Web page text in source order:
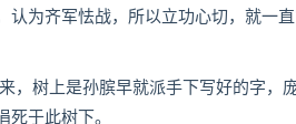
认为齐军怯战，所以立功心切，就一
树上是孙膑早就派手下写好的字，
于此树下。